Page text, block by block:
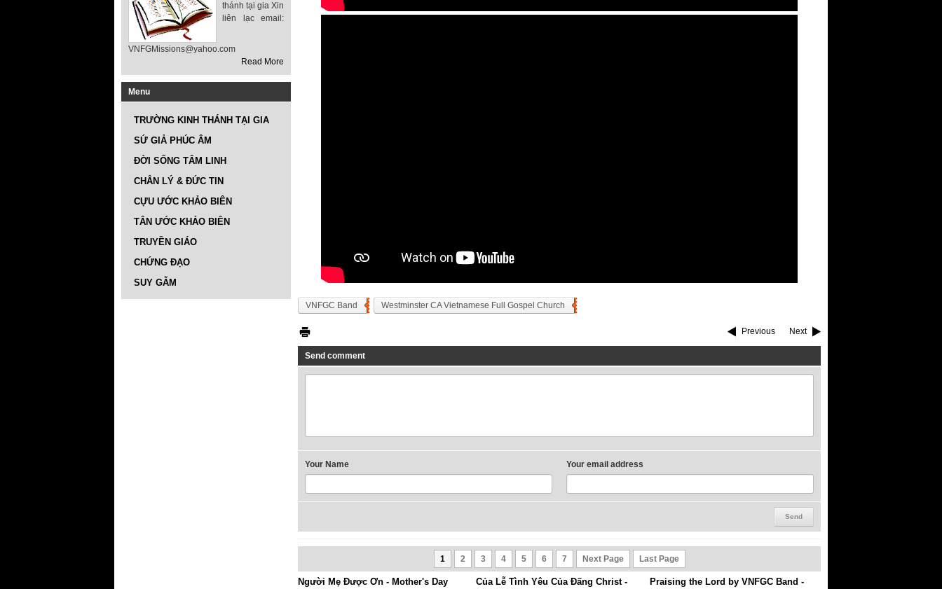
thánh tại gia Xin
liên lạc email:
VNFGMissions@yahoo.com
Read More
Menu
TRƯỜNG KINH THÁNH TẠI GIA
SỨ GIẢ PHÚC ÂM
ĐỜI SỐNG TÂM LINH
CHÂN LÝ & ĐỨC TIN
CỰU ƯỚC KHẢO BIÊN
TÂN ƯỚC KHẢO BIÊN
TRUYỀN GIÁO
CHỨNG ĐẠO
SUY GẪM
VNFGC Band Westminster CA Vietnamese Full Gospel Church
Previous Next
Send comment
Your Name Your email address
1 2 3 4 5 6 7 Next Page Last Page
Người Mẹ Được Ơn - Mother's Day
Của Lễ Tình Yêu Của Đấng Christ -
Praising the Lord by VNFGC Band -